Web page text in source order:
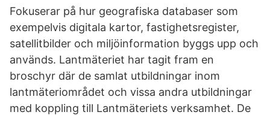
Fokuserar på hur geogra­­­fiska databaser som
exempelvis digitala kartor, fastighetsregister,
satellitbilder och miljöinformation byggs upp och
används. Lantmäteriet har tagit fram en
broschyr där de samlat utbildningar inom
lantmäteriområdet och vissa andra utbildningar
med koppling till Lantmäteriets verksamhet. De